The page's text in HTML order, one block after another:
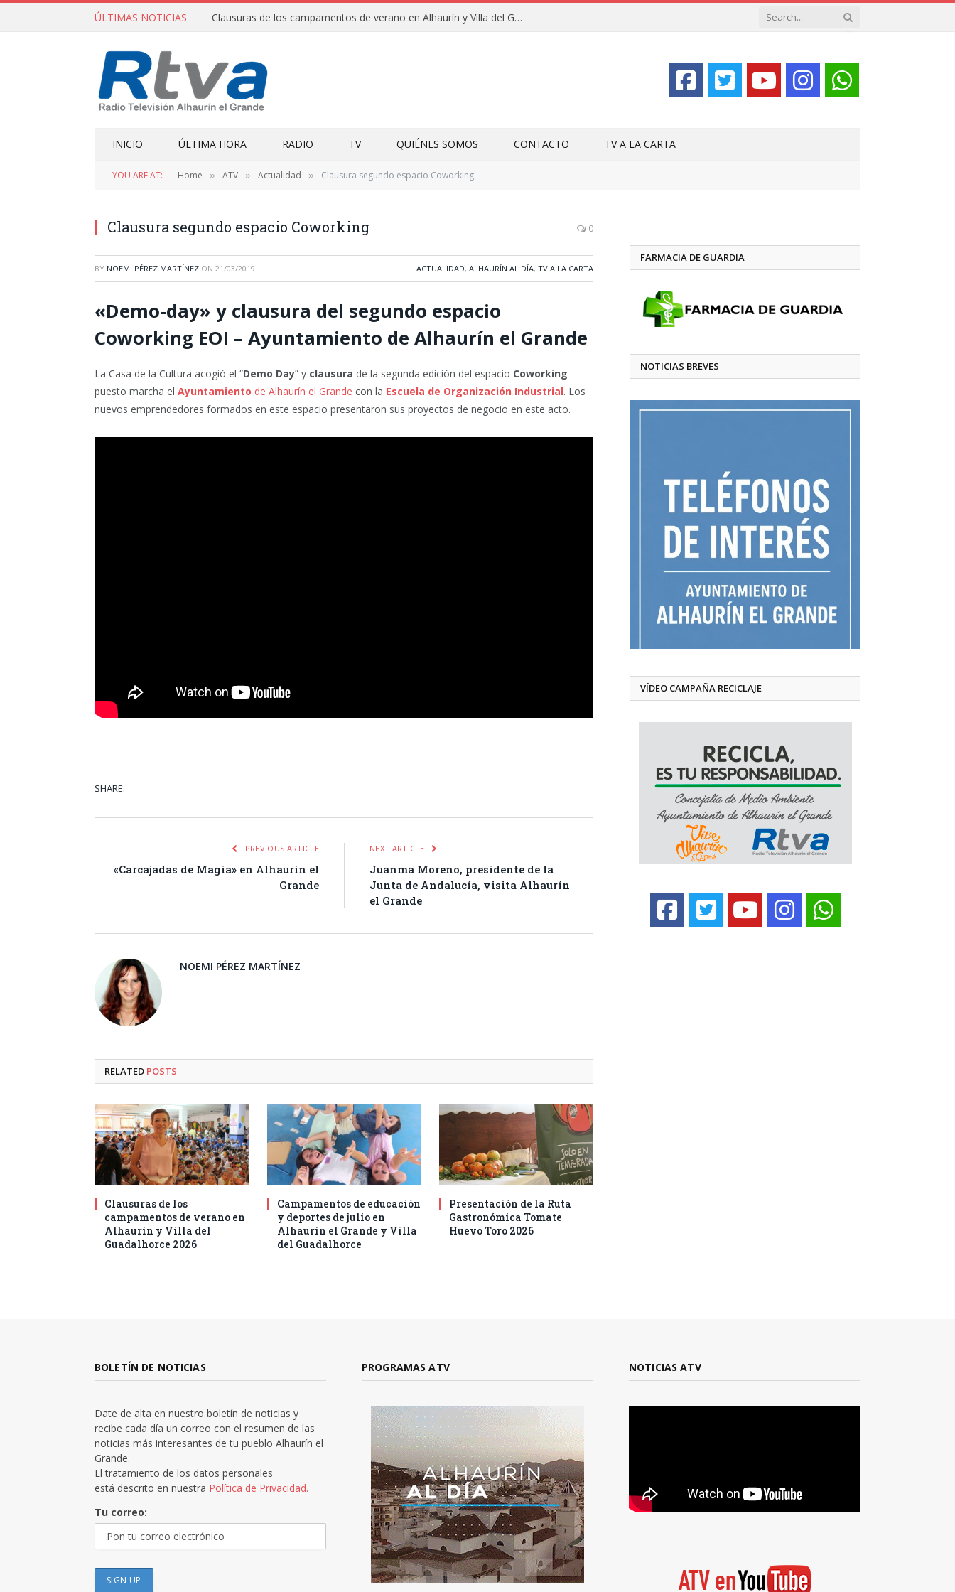
ÚLTIMAS NOTICIAS Clausuras de los campamentos de verano en Alhaurín y Villa del Guadalhorce 2026
INICIO ÚLTIMA HORA RADIO TV QUIÉNES SOMOS CONTACTO TV A LA CARTA
YOU ARE AT: Home » ATV » Actualidad » Clausura segundo espacio Coworking
Clausura segundo espacio Coworking 0
BY NOEMI PÉREZ MARTÍNEZ ON 21/03/2019 ACTUALIDAD, ALHAURÍN AL DÍA, TV A LA CARTA
«Demo-day» y clausura del segundo espacio
Coworking EOI – Ayuntamiento de Alhaurín el Grande
La Casa de la Cultura acogió el “Demo Day” y clausura de la segunda edición del espacio Coworking
puesto marcha el Ayuntamiento de Alhaurín el Grande con la Escuela de Organización Industrial. Los
nuevos emprendedores formados en este espacio presentaron sus proyectos de negocio en este acto.
SHARE.
PREVIOUS ARTICLE
«Carcajadas de Magia» en Alhaurín el
Grande
NEXT ARTICLE
Juanma Moreno, presidente de la
Junta de Andalucía, visita Alhaurín
el Grande
NOEMI PÉREZ MARTÍNEZ
RELATED POSTS
Clausuras de los
campamentos de verano en
Alhaurín y Villa del
Guadalhorce 2026
Campamentos de educación
y deportes de julio en
Alhaurín el Grande y Villa
del Guadalhorce
Presentación de la Ruta
Gastronómica Tomate
Huevo Toro 2026
FARMACIA DE GUARDIA
NOTICIAS BREVES
VÍDEO CAMPAÑA RECICLAJE
BOLETÍN DE NOTICIAS
Date de alta en nuestro boletín de noticias y
recibe cada día un correo con el resumen de las
noticias más interesantes de tu pueblo Alhaurín el
Grande.
El tratamiento de los datos personales
está descrito en nuestra Política de Privacidad.
Tu correo:
PROGRAMAS ATV NOTICIAS ATV